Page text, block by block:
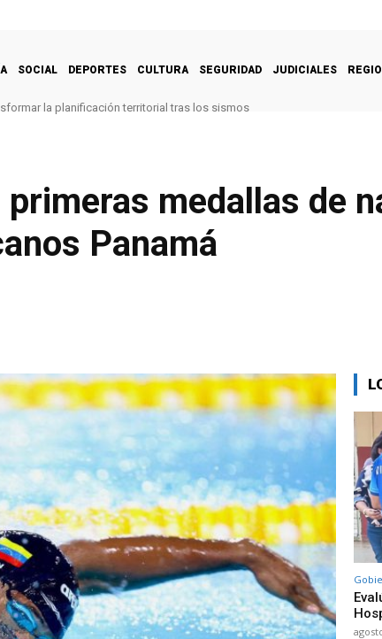
SOCIAL DEPORTES CULTURA SEGURIDAD JUDICIALES
la planificación territorial tras los sismos
medallas de
Panamá